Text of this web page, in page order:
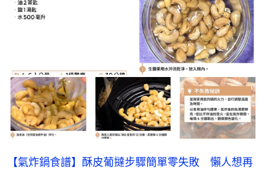
【氣炸鍋食譜】酥皮葡撻步驟簡單零失敗　懶人想再